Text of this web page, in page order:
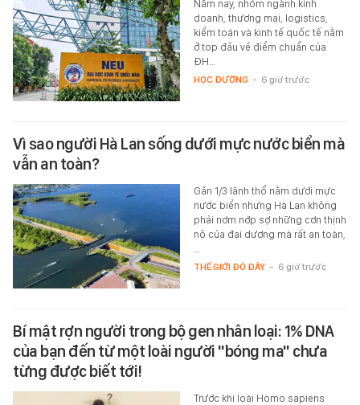
Năm nay, nhóm ngành kinh
doanh, thương mại, logistics,
kiểm toán và kinh tế quốc tế nằm
ở top đầu về điểm chuẩn của
ĐH…
HỌC ĐƯỜNG - 6 giờ trước
Vì sao người Hà Lan sống dưới mực nước biển mà
vẫn an toàn?
Gần 1/3 lãnh thổ nằm dưới mực
nước biển nhưng Hà Lan không
phải nơm nớp sợ những cơn thịnh
nộ của đại dương mà rất an toàn,
THẾ GIỚI ĐÓ ĐÂY - 6 giờ trước
Bí mật rợn người trong bộ gen nhân loại: 1% DNA
của bạn đến từ một loài người "bóng ma" chưa
từng được biết tới!
Trước khi loài Homo sapiens